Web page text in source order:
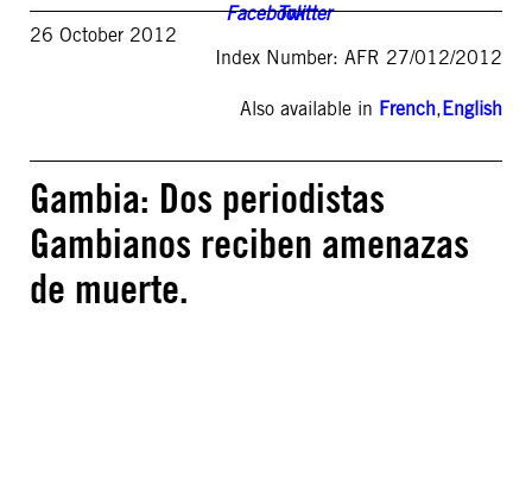
26 October 2012
Index Number: AFR 27/012/2012
Also available in French,English
Gambia: Dos periodistas
Gambianos reciben amenazas
de muerte.